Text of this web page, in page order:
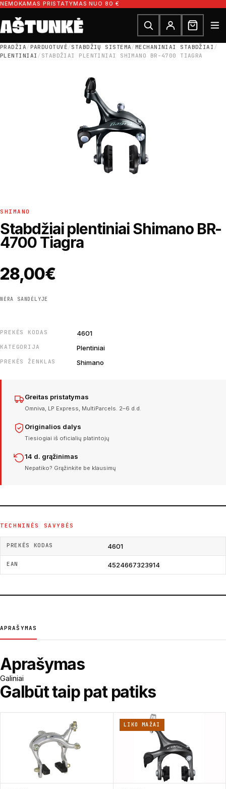
Pereiti prie turinio
NEMOKAMAS PRISTATYMAS NUO 80 €
Ieškoti dalių
Ieškoti
PRADŽIA/PARDUOTUVĖ/STABDŽIŲ SISTEMA/MECHANINIAI STABDŽIAI /
PLENTINIAI / STABDŽIAI PLENTINIAI SHIMANO BR-4700 TIAGRA
SHIMANO
Stabdžiai plentiniai Shimano BR-
4700 Tiagra
28,00€
NĖRA SANDĖLYJE
PREKĖS KODAS 4601
KATEGORIJA Plentiniai
PREKĖS ŽENKLAS Shimano
Greitas pristatymas
Omniva, LP Express, MultiParcels. 2–6 d.d.
Originalios dalys
Tiesiogiai iš oficialių platintojų
14 d. grąžinimas
Nepatiko? Grąžinkite be klausimų
TECHNINĖS SAVYBĖS
PREKĖS KODAS 4601
EAN 4524667323914
APRAŠYMAS
Aprašymas
Galiniai
Galbūt taip pat patiks
LIKO MAŽAI